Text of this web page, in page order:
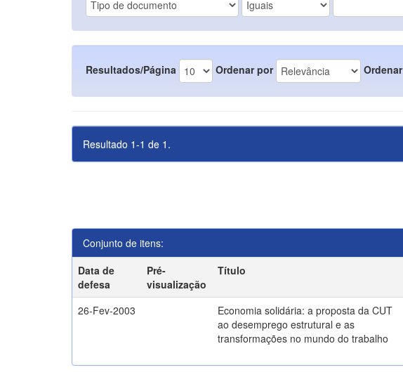
Resultados/Página Ordenar por Ordenar
Resultado 1-1 de 1.
Conjunto de itens:
Data de
defesa
Pré-
visualização
Título
26-Fev-2003
Economia solidária: a proposta da CUT
ao desemprego estrutural e as
transformações no mundo do trabalho